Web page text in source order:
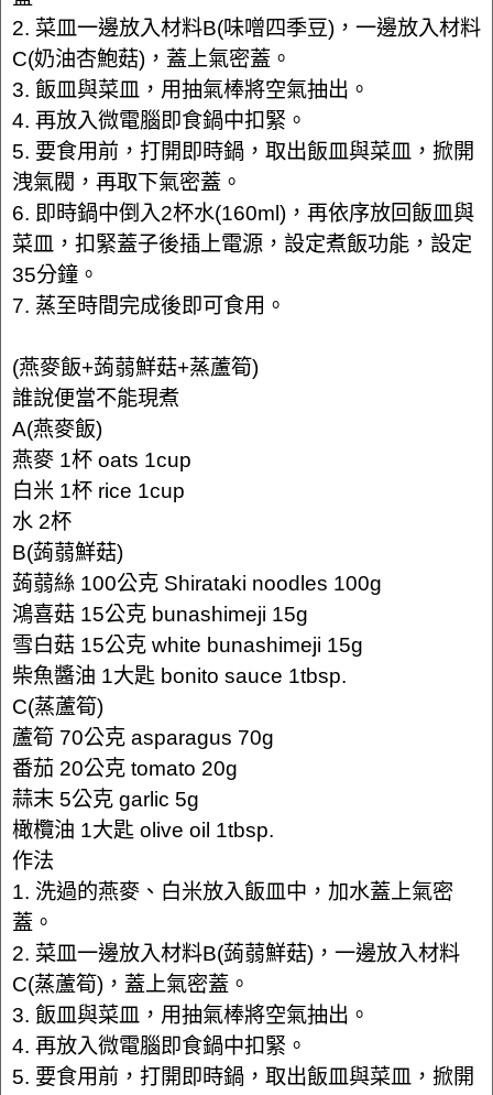
2. 菜皿一邊放入材料B(味噌四季豆)，一邊放入材料
C(奶油杏鮑菇)，蓋上氣密蓋。
3. 飯皿與菜皿，用抽氣棒將空氣抽出。
4. 再放入微電腦即食鍋中扣緊。
5. 要食用前，打開即時鍋，取出飯皿與菜皿，掀開
洩氣閥，再取下氣密蓋。
6. 即時鍋中倒入2杯水(160ml)，再依序放回飯皿與
菜皿，扣緊蓋子後插上電源，設定煮飯功能，設定
35分鐘。
7. 蒸至時間完成後即可食用。
(燕麥飯+蒟蒻鮮菇+蒸蘆筍)
誰說便當不能現煮
A(燕麥飯)
燕麥 1杯 oats 1cup
白米 1杯 rice 1cup
水 2杯
B(蒟蒻鮮菇)
蒟蒻絲 100公克 Shirataki noodles 100g
鴻喜菇 15公克 bunashimeji 15g
雪白菇 15公克 white bunashimeji 15g
柴魚醬油 1大匙 bonito sauce 1tbsp.
C(蒸蘆筍)
蘆筍 70公克 asparagus 70g
番茄 20公克 tomato 20g
蒜末 5公克 garlic 5g
橄欖油 1大匙 olive oil 1tbsp.
作法
1. 洗過的燕麥、白米放入飯皿中，加水蓋上氣密
蓋。
2. 菜皿一邊放入材料B(蒟蒻鮮菇)，一邊放入材料
C(蒸蘆筍)，蓋上氣密蓋。
3. 飯皿與菜皿，用抽氣棒將空氣抽出。
4. 再放入微電腦即食鍋中扣緊。
5. 要食用前，打開即時鍋，取出飯皿與菜皿，掀開